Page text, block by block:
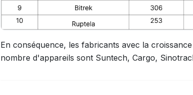
En conséquence, les fabricants avec la
nombre d'appareils sont Suntech, Cargo,